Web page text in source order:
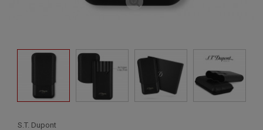
S.T. Dupont